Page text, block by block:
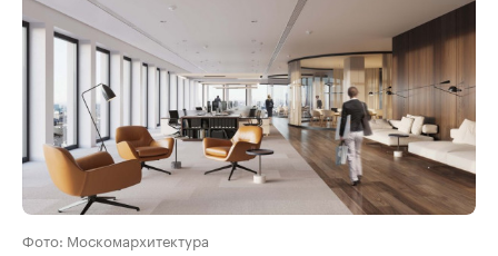
Фото: Москомархитектура